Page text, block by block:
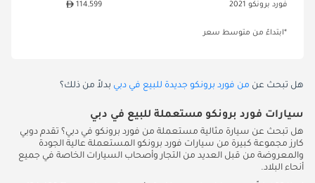
فورد برونكو 2021 114,599
*ابتداءً من متوسط سعر
هل تبحث عن من فورد برونكو جديدة للبيع في دبي بدلاً من ذلك؟
سيارات فورد برونكو مستعملة للبيع في دبي
هل تبحث عن سيارة مثالية مستعملة من فورد برونكو في دبي؟ تقدم دوبي
كارز مجموعة كبيرة من سيارات فورد برونكو المستعملة عالية الجودة
والمعروضة من قبل العديد من التجار وأصحاب السيارات الخاصة في جميع
أنحاء البلاد.